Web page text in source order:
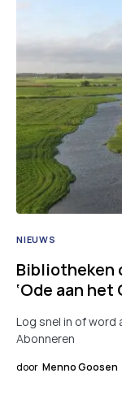
NIEUWS
‘Ode aan het
Log snel in of word
Abonneren
door Menno Goosen